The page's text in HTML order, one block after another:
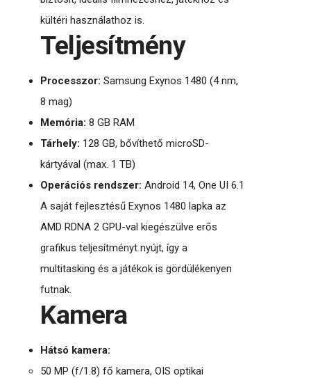
kültéri használathoz is.
Teljesítmény
Processzor: Samsung Exynos 1480 (4 nm,
8 mag)
Memória: 8 GB RAM
Tárhely: 128 GB, bővíthető microSD-
kártyával (max. 1 TB)
Operációs rendszer: Android 14, One UI 6.1
A saját fejlesztésű Exynos 1480 lapka az
AMD RDNA 2 GPU-val kiegészülve erős
grafikus teljesítményt nyújt, így a
multitasking és a játékok is gördülékenyen
futnak.
Kamera
Hátsó kamera:
50 MP (f/1.8) fő kamera, OIS optikai